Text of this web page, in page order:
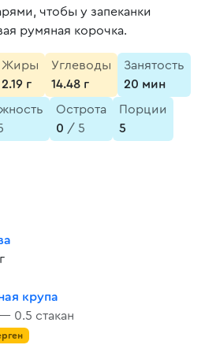
чтобы у запеканки
румяная корочка.
Жиры
2.19 г
Углеводы
14.48 г
Занятость
20 мин
Острота
0 / 5
Порции
5
крупа
0.5 стакан